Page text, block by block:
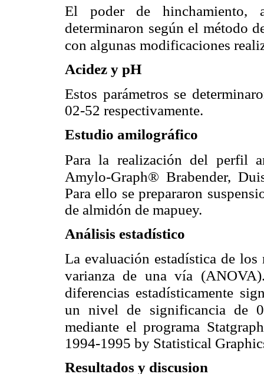
El poder de hinchamiento,
determinaron según el método
con algunas modificaciones
Acidez y pH
Estos parámetros se
02-52 respectivamente.
Estudio amilográfico
Para la realización del perfil
Amylo-Graph® Brabender,
Para ello se prepararon
de almidón de mapuey.
Análisis estadístico
La evaluación estadística de los
varianza de una vía
diferencias estadísticamente
un nivel de significancia de
mediante el programa
1994-1995 by Statistical
Resultados y discusion